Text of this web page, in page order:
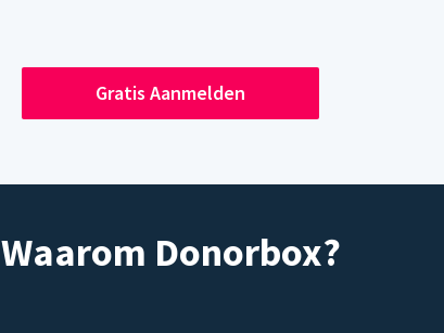
Gratis Aanmelden
Waarom Donorbox?